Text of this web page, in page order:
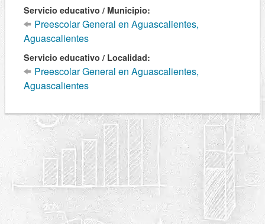
Servicio educativo / Municipio:
Preescolar General en Aguascalientes,
Aguascalientes
Servicio educativo / Localidad:
Preescolar General en Aguascalientes,
Aguascalientes